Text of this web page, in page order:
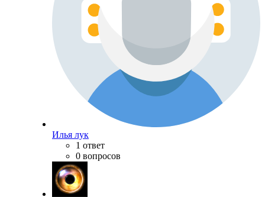
Илья лук
1 ответ
0 вопросов